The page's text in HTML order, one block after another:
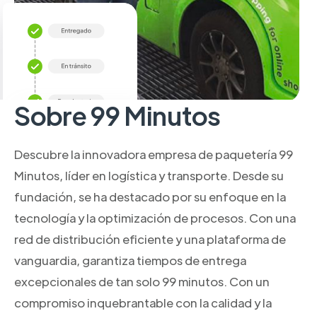
Sobre 99 Minutos
Descubre la innovadora empresa de paquetería 99
Minutos, líder en logística y transporte. Desde su
fundación, se ha destacado por su enfoque en la
tecnología y la optimización de procesos. Con una
red de distribución eficiente y una plataforma de
vanguardia, garantiza tiempos de entrega
excepcionales de tan solo 99 minutos. Con un
compromiso inquebrantable con la calidad y la